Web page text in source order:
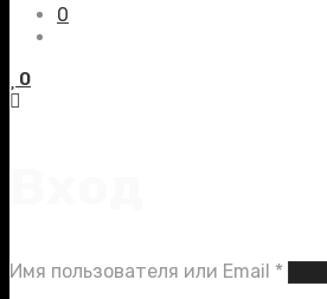
0
0
Имя пользователя или Email *